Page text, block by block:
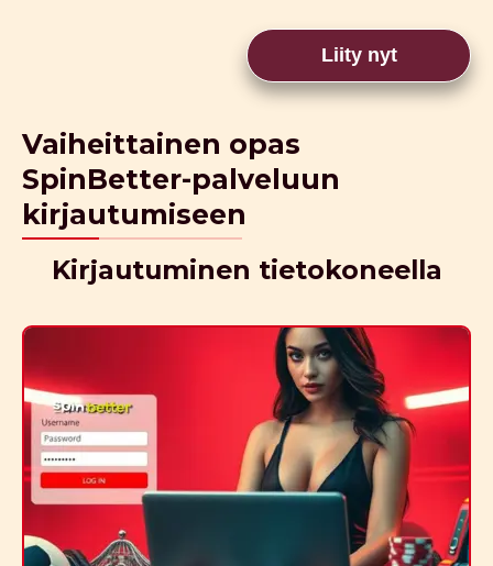
Liity nyt
Vaiheittainen opas
SpinBetter-palveluun
kirjautumiseen
Kirjautuminen tietokoneella